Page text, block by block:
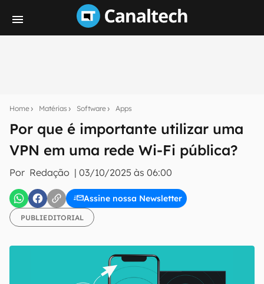
Home Matérias Software Apps
Por que é importante utilizar uma
VPN em uma rede Wi-Fi pública?
Por Redação | 03/10/2025 às 06:00
Assine nossa Newsletter
PUBLIEDITORIAL
notícias e reviews sobre tecnologia em primeira
E-mail
inscreva-se
Uso e Política de Privacidade do Canaltech.